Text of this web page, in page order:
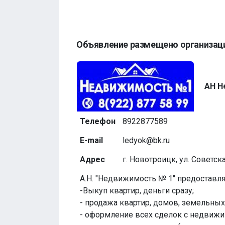
Объявление размещено
АН
Телефон
8922877589
E-mail
ledyok@bk.ru
Адрес
г. Новотроицк, ул.
А.Н. "Недвижимость № 1"
-Выкуп квартир, деньги сразу;
- продажа квартир, домов,
- оформление всех сделок с